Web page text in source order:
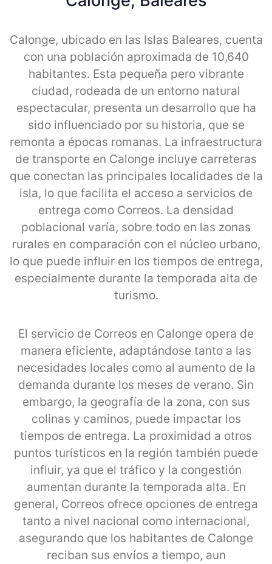
Calonge, ubicado en las Islas Baleares, cuenta
con una población aproximada de 10,640
habitantes. Esta pequeña pero vibrante
ciudad, rodeada de un entorno natural
espectacular, presenta un desarrollo que ha
sido influenciado por su historia, que se
remonta a épocas romanas. La infraestructura
de transporte en Calonge incluye carreteras
que conectan las principales localidades de la
isla, lo que facilita el acceso a servicios de
entrega como Correos. La densidad
poblacional varía, sobre todo en las zonas
rurales en comparación con el núcleo urbano,
lo que puede influir en los tiempos de entrega,
especialmente durante la temporada alta de
turismo.
El servicio de Correos en Calonge opera de
manera eficiente, adaptándose tanto a las
necesidades locales como al aumento de la
demanda durante los meses de verano. Sin
embargo, la geografía de la zona, con sus
colinas y caminos, puede impactar los
tiempos de entrega. La proximidad a otros
puntos turísticos en la región también puede
influir, ya que el tráfico y la congestión
aumentan durante la temporada alta. En
general, Correos ofrece opciones de entrega
tanto a nivel nacional como internacional,
asegurando que los habitantes de Calonge
reciban sus envíos a tiempo, aun